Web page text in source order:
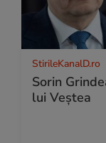
StirileKanalD.ro
Sorin
lui Veștea